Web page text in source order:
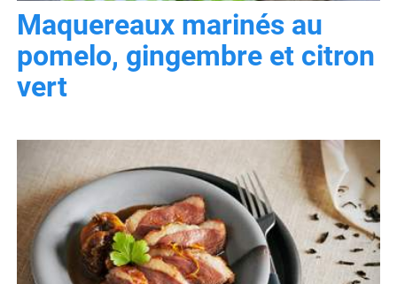
Maquereaux marinés au
pomelo, gingembre et citron
vert